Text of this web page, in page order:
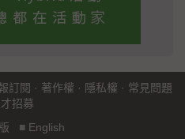
訂閱 · 著作權 · 隱私權 · 常見問題
招募
■ English